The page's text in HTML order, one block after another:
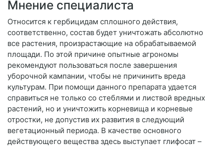
Мнение специалиста
Относится к гербицидам сплошного действия,
соответственно, состав будет уничтожать абсолютно
все растения, произрастающие на обрабатываемой
площади. По этой причине опытные агрономы
рекомендуют пользоваться после завершения
уборочной кампании, чтобы не причинить вреда
культурам. При помощи данного препарата удается
справиться не только со стеблями и листвой вредных
растений, но и уничтожить корневища и корневые
отростки, не допустив их развития в следующий
вегетационный периода. В качестве основного
действующего вещества здесь выступает глифосат –